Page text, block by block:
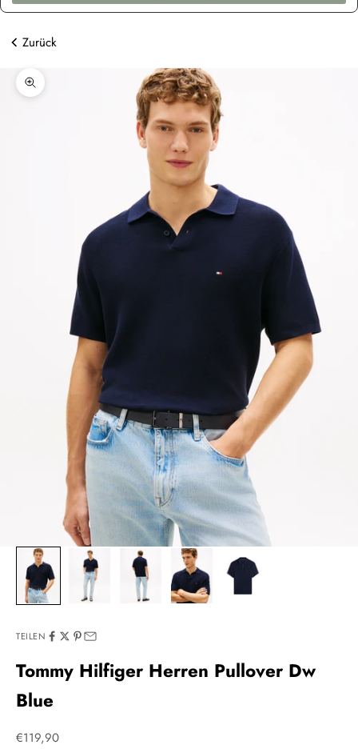
Zurück
Bild vergrößern
TEILEN
Tommy Hilfiger Herren Pullover Dw
Blue
Angebot
€119,90